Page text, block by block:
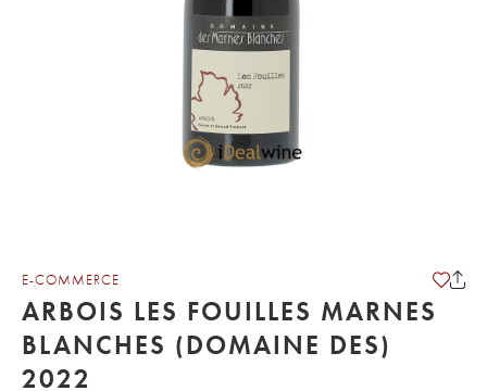
E-COMMERCE
ARBOIS LES FOUILLES MARNES
BLANCHES (DOMAINE DES)
2022